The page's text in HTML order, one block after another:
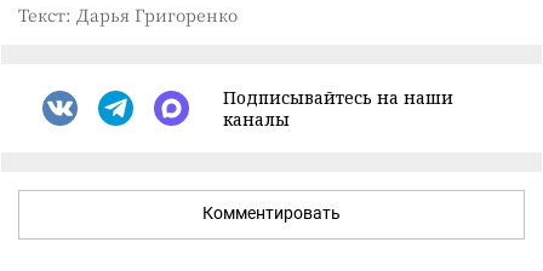
Текст: Дарья Григоренко
Подписывайтесь на наши
каналы
Комментировать